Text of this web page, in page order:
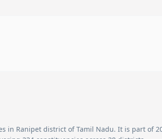
in Ranipet district of Tamil Nadu. It is part of